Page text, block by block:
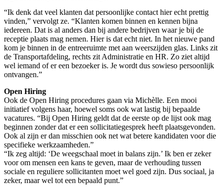
“Ik denk dat veel klanten dat persoonlijke contact hier echt prettig
vinden,” vervolgt ze. “Klanten komen binnen en kennen bijna
iedereen. Dat is al anders dan bij andere bedrijven waar je bij de
receptie plaats mag nemen. Hier is dat echt niet. In het nieuwe pand
kom je binnen in de entreeruimte met aan weerszijden glas. Links zit
de Transportafdeling, rechts zit Administratie en HR. Zo ziet altijd
wel iemand of er een bezoeker is. Je wordt dus sowieso persoonlijk
ontvangen.”
Open Hiring
Ook de Open Hiring procedures gaan via Michèlle. Een mooi
initiatief volgens haar, hoewel soms ook wat lastig bij bepaalde
vacatures. “Bij Open Hiring geldt dat de eerste op de lijst ook mag
beginnen zonder dat er een sollicitatiegesprek heeft plaatsgevonden.
Ook al zijn er dan misschien ook net wat betere kandidaten voor die
specifieke werkzaamheden.”
“Ik zeg altijd: ‘De weegschaal moet in balans zijn.’ Ik ben er zeker
voor om mensen een kans te geven, maar de verhouding tussen
sociale en reguliere sollicitanten moet wel goed zijn. Dus sociaal, ja
zeker, maar wel tot een bepaald punt.”